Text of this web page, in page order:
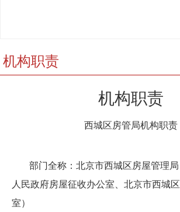
机构职责
机构职责
西城区房管局机构职责
部门全称：北京市西城区房屋管理
人民政府房屋征收办公室、北京市西城
室）